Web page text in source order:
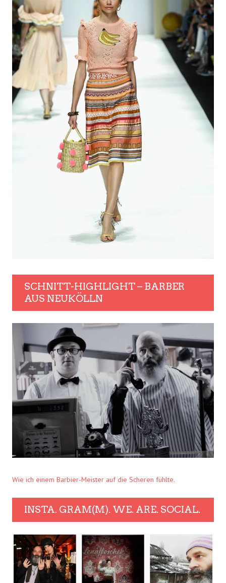
SCHNITT-HIGHLIGHT – BARBER
AUS NEUKÖLLN
Wie ich einem Barbier-Meister auf die Scheren fühlte.
INSTA. GRAM(M). WE. ARE. SOCIAL.